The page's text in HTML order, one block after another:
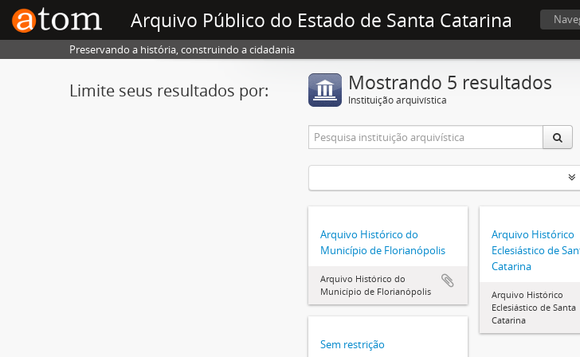
Arquivo Público do Estado de Santa Catarina
Preservando a história, construindo a cidadania
Limite seus resultados por: Mostrando 5 resultados
Instituição arquivística
Arquivo Histórico do
Município de Florianópolis
Arquivo Histórico do
Município de Florianópolis
Arquivo Histórico
Eclesiástico de
Catarina
Arquivo Histórico
Eclesiástico de Santa
Catarina
Sem restrição